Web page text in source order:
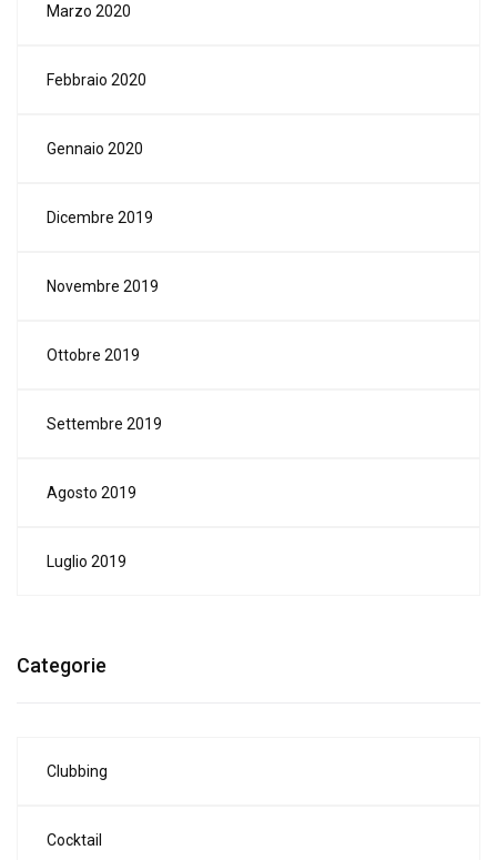
Marzo 2020
Febbraio 2020
Gennaio 2020
Dicembre 2019
Novembre 2019
Ottobre 2019
Settembre 2019
Agosto 2019
Luglio 2019
Categorie
Clubbing
Cocktail